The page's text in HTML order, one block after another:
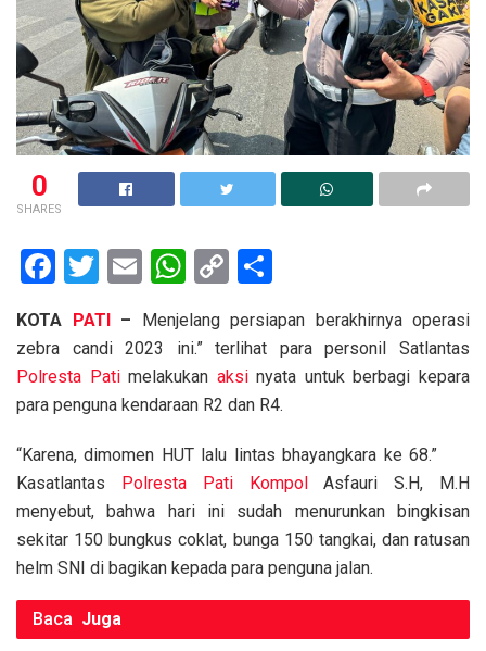
0
SHARES
F
ce
b
o
k
T
tt
er
E
ail
W
at
s
A
p
p
C
py
Li
n
k
ar
e
KOTA PATI– Menjelang persiapan berakhirnya operasi
zebra candi 2023 ini.” terlihat para personil Satlantas
Polresta Patimelakukan aksinyata untuk berbagi kepara
para penguna kendaraan R2 dan R4.
“Karena, dimomen HUT lalu lintas bhayangkara ke 68.”
Kasatlantas Polresta Pati KompolAsfauri S.H, M.H
menyebut, bahwa hari ini sudah menurunkan bingkisan
sekitar 150 bungkus coklat, bunga 150 tangkai, dan ratusan
helm SNI di bagikan kepada para penguna jalan.
Baca Juga